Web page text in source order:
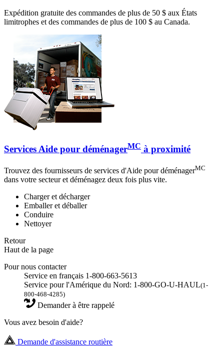
Expédition gratuite des commandes de plus de 50 $ aux États
limitrophes et des commandes de plus de 100 $ au Canada.
Services Aide pour déménagerMC à proximité
Trouvez des fournisseurs de services d'Aide pour déménagerMC
dans votre secteur et déménagez deux fois plus vite.
Charger et décharger
Emballer et déballer
Conduire
Nettoyer
Retour
Haut de la page
Pour nous contacter
Service en français 1-800-663-5613
Service pour l'Amérique du Nord: 1-800-GO-U-HAUL(1-
800-468-4285)
Demander à être rappelé
Vous avez besoin d'aide?
Demande d'assistance routière